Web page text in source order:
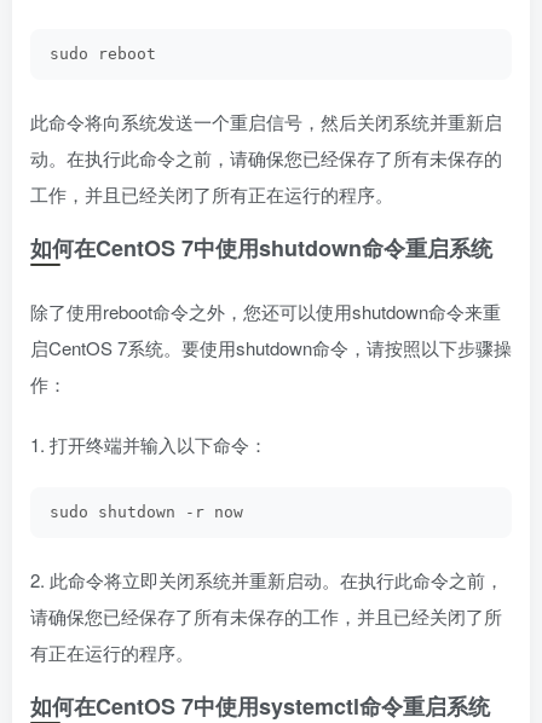
sudo reboot
此命令将向系统发送一个重启信号，然后关闭系统并重新启
动。在执行此命令之前，请确保您已经保存了所有未保存的
工作，并且已经关闭了所有正在运行的程序。
如何在CentOS 7中使用shutdown命令重启系统
除了使用reboot命令之外，您还可以使用shutdown命令来重
启CentOS 7系统。要使用shutdown命令，请按照以下步骤操
作：
1. 打开终端并输入以下命令：
sudo shutdown -r now
2. 此命令将立即关闭系统并重新启动。在执行此命令之前，
请确保您已经保存了所有未保存的工作，并且已经关闭了所
有正在运行的程序。
如何在CentOS 7中使用systemctl命令重启系统